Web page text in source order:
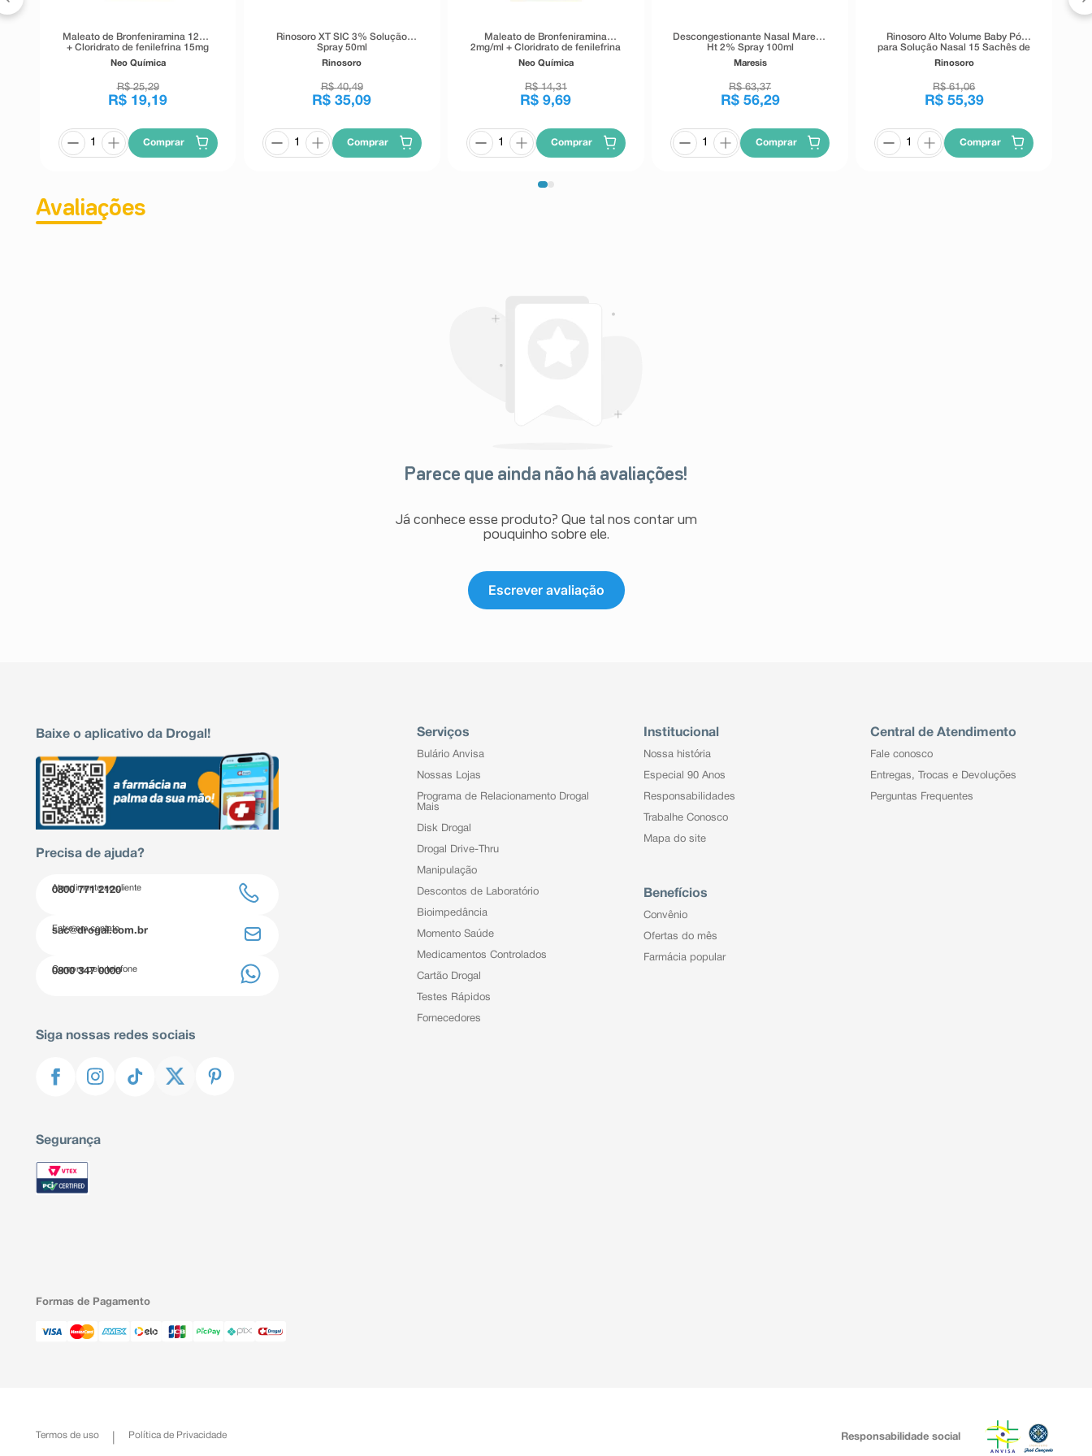
Maleato de Bronfeniramina 12mg
+ Cloridrato de fenilefrina 15mg
Neo Química 12 Comprimidos
Revestidos De Liberação
Neo Química
R$ 25,29
R$ 19,19
Comprar
Rinosoro XT SIC 3% Solução
Spray 50ml
Rinosoro
R$ 40,49
R$ 35,09
Comprar
Maleato de Bronfeniramina
2mg/ml + Cloridrato de fenilefrina
2,5mg/ml Neo Química Solução
Gotas Sabor Uva 20ml
Neo Química
R$ 14,31
R$ 9,69
Comprar
Descongestionante Nasal Maresis
Ht 2% Spray 100ml
Maresis
R$ 63,37
R$ 56,29
Comprar
Rinosoro Alto Volume Baby Pó
para Solução Nasal 15 Sachês de
0,54g com Copo Dosador 60ml +
Seringa Aplicadora 20ml
Rinosoro
R$ 61,06
R$ 55,39
Comprar
Avaliações
Parece que ainda não há avaliações!
Já conhece esse produto? Que tal nos contar um
pouquinho sobre ele.
Escrever avaliação
Baixe o aplicativo da Drogal!
Precisa de ajuda?
Atendimento ao cliente
0800 771 2120
Entre em contato
sac@drogal.com.br
Compre pelo telefone
0800 347 0000
Siga nossas redes sociais
Segurança
Serviços
Bulário Anvisa
Nossas Lojas
Programa de Relacionamento Drogal
Mais
Disk Drogal
Drogal Drive-Thru
Manipulação
Descontos de Laboratório
Bioimpedância
Momento Saúde
Medicamentos Controlados
Cartão Drogal
Testes Rápidos
Fornecedores
Institucional
Nossa história
Especial 90 Anos
Responsabilidades
Trabalhe Conosco
Mapa do site
Benefícios
Convênio
Ofertas do mês
Farmácia popular
Central de Atendimento
Fale conosco
Entregas, Trocas e Devoluções
Perguntas Frequentes
Formas de Pagamento
Termos de uso Política de Privacidade Responsabilidade social